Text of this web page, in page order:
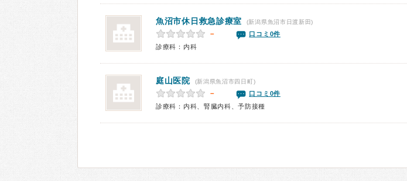
魚沼市休日救急診療室 (新潟県魚沼市日渡新田)
－
口コミ0件
診療科：内科
庭山医院 (新潟県魚沼市四日町)
－
口コミ0件
診療科：内科、腎臓内科、予防接種